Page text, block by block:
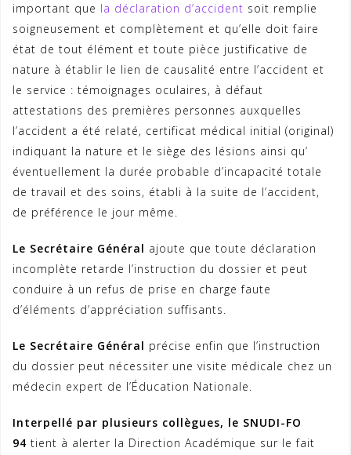
important que la déclaration d’accident soit remplie
soigneusement et complètement et qu’elle doit faire
état de tout élément et toute pièce justificative de
nature à établir le lien de causalité entre l’accident et
le service : témoignages oculaires, à défaut
attestations des premières personnes auxquelles
l’accident a été relaté, certificat médical initial (original)
indiquant la nature et le siège des lésions ainsi qu’
éventuellement la durée probable d’incapacité totale
de travail et des soins, établi à la suite de l’accident,
de préférence le jour même.
Le Secrétaire Général ajoute que toute déclaration
incomplète retarde l’instruction du dossier et peut
conduire à un refus de prise en charge faute
d’éléments d’appréciation suffisants.
Le Secrétaire Général précise enfin que l’instruction
du dossier peut nécessiter une visite médicale chez un
médecin expert de l’Éducation Nationale.
Interpellé par plusieurs collègues, le SNUDI-FO
94 tient à alerter la Direction Académique sur le fait